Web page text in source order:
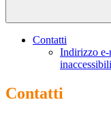
Contatti
Indirizzo e-
Contatti